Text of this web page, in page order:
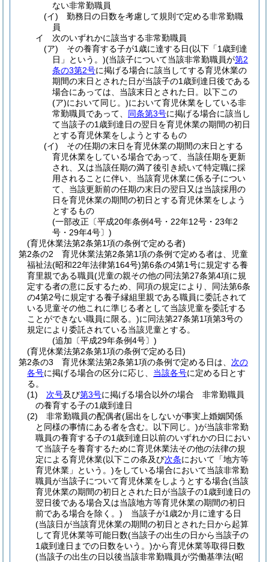
ない非常勤職員
(イ)
勤務日の日数を考慮して規則で定める非常勤職
員
イ
次のいずれかに該当する非常勤職員
(ア)
その養育する子が1歳に達する日(以下「1歳到達
日」という。)(当該子について当該非常勤職員が第2
条の3第2号に掲げる場合に該当してする育児休業の
期間の末日とされた日が当該子の1歳到達日後である
場合にあっては、当該末日とされた日。以下この
(ア)において同じ。)において育児休業をしている非
常勤職員であって、 同条第3号に掲げる場合に該当し
て当該子の1歳到達日の翌日を育児休業の期間の初日
とする育児休業をしようとするもの
(イ)
その任期の末日を育児休業の期間の末日とする
育児休業をしている場合であって、当該任期を更新
され、又は当該任期の満了後引き続いて特定職に採
用されることに伴い、当該育児休業に係る子につい
て、当該更新前の任期の末日の翌日又は当該採用の
日を育児休業の期間の初日とする育児休業をしよう
とするもの
(一部改正〔平成20年条例4号・22年12号・23年2
号・29年4号〕)
(育児休業法第2条第1項の条例で定める者)
第2条の2
育児休業法第2条第1項の条例で定める者は、児童
福祉法(昭和22年法律第164号)第6条の4第1号に規定する養
育里親である職員(児童の親その他の同法第27条第4項に規
定する者の意に反するため、同項の規定により、同法第6条
の4第2号に規定する養子縁組里親である職員に委託されて
いる児童その他これに準じる者として当該児童を委託する
ことができない職員に限る。)に同法第27条第1項第3号の
規定により委託されている当該児童とする。
(追加〔平成29年条例4号〕)
(育児休業法第2条第1項の条例で定める日)
第2条の3
育児休業法第2条第1項の条例で定める日は、 次の
各号に掲げる場合の区分に応じ、 当該各号に定める日とす
る。
(1)
次号及び第3号に掲げる場合以外の場合 非常勤職員
の養育する子の1歳到達日
(2)
非常勤職員の配偶者(届出をしないが事実上婚姻関係
と同様の事情にある者を含む。以下同じ。)が当該非常勤
職員の養育する子の1歳到達日以前のいずれかの日におい
て当該子を養育するために育児休業法その他の法律の規
定による育児休業(以下この条及び次条において「地方等
育児休業」という。)をしている場合において当該非常勤
職員が当該子について育児休業をしようとする場合(当該
育児休業の期間の初日とされた日が当該子の1歳到達日の
翌日後である場合又は当該地方等育児休業の期間の初日
前である場合を除く。) 当該子が1歳2か月に達する日
(当該日が当該育児休業の期間の初日とされた日から起算
して育児休業等可能日数(当該子の出生の日から当該子の
1歳到達日までの日数をいう。)から育児休業等取得日数
(当該子の出生の日以後当該非常勤職員が労働基準法(昭